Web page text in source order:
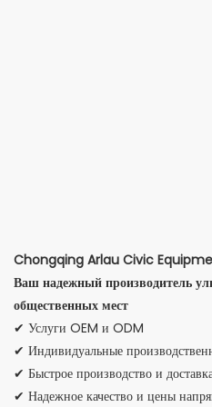
Chongqing Arlau Civic
Ваш надежный производитель
общественных мест
✔ Услуги OEM и ODM
✔ Индивидуальные
✔ Быстрое производство и
✔ Надежное качество и цены